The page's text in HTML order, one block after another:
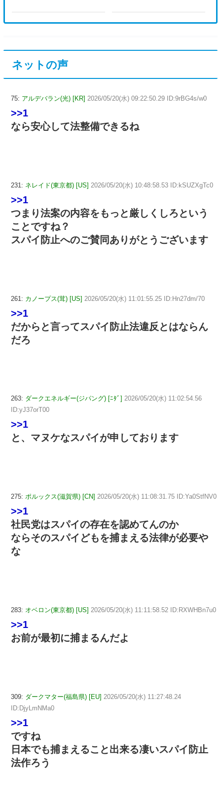
ネットの声
75: アルデバラン(光) [KR] 2026/05/20(水) 09:22:50.29 ID:9rBG4s/w0
>>1
なら安心して法整備できるね
231: ネレイド(東京都) [US] 2026/05/20(水) 10:48:58.53 ID:kSUZXgTc0
>>1
つまり法案の内容をもっと厳しくしろという
ことですね？
スパイ防止へのご賛同ありがとうございます
261: カノープス(茸) [US] 2026/05/20(水) 11:01:55.25 ID:Hn27dm/70
>>1
だからと言ってスパイ防止法違反とはならん
だろ
263: ダークエネルギー(ジパング) [ﾆﾀﾞ] 2026/05/20(水) 11:02:54.56
ID:yJ37orT00
>>1
と、マヌケなスパイが申しております
275: ポルックス(滋賀県) [CN] 2026/05/20(水) 11:08:31.75 ID:Ya0StfNV0
>>1
社民党はスパイの存在を認めてんのか
ならそのスパイどもを捕まえる法律が必要や
な
283: オベロン(東京都) [US] 2026/05/20(水) 11:11:58.52 ID:RXWHBn7u0
>>1
お前が最初に捕まるんだよ
309: ダークマター(福島県) [EU] 2026/05/20(水) 11:27:48.24
ID:DjyLmNMa0
>>1
ですね
日本でも捕まえること出来る凄いスパイ防止
法作ろう